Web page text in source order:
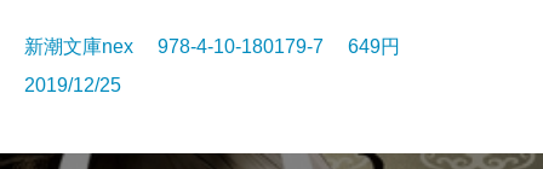
新潮文庫nex 978-4-10-180179-7 649円
2019/12/25